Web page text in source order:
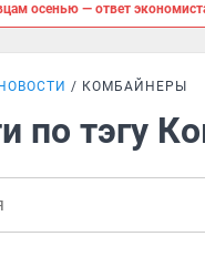
осенью — ответ
КОМБАЙНЕРЫ
по тэгу